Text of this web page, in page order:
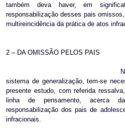
também deva haver, em
responsabilização desses pais
multireincidência da prática de atos
2 – DA OMISSÃO PELOS PAIS
sistema de generalização, tem-se
presente estudo, com referida
linha de pensamento, acerca
responsabilização dos pais de
infracionais.